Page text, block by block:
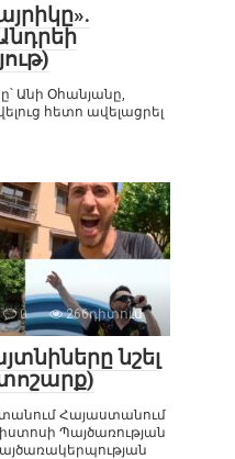
Անի Օհանյանը,
հետո ավելացրել
0 266դիտում
նշել
Հայաստանում
Պայծառության